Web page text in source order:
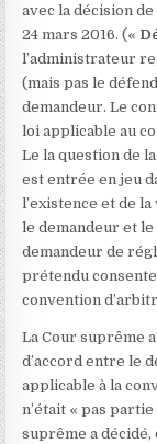
avec la décision
24 mars 2016. («
l’administrateur
(mais pas le
demandeur. Le
loi applicable au
Le la question de
est entrée en jeu
l’existence et de
le demandeur et le
demandeur de
prétendu
convention
La Cour suprême
d’accord entre le
applicable à la
n’était « pas
suprême a